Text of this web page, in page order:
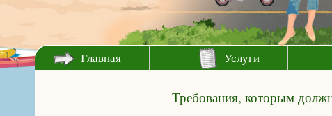
Главная Услуги
Требования, которым